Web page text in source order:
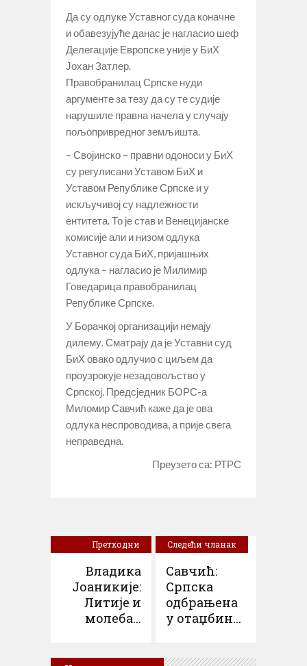
Да су одлуке Уставног суда коначне
и обавезујуће данас је нагласио шеф
Делегације Европске уније у БиХ
Јохан Затлер.
Правобранилац Српске нуди
аргументе за тезу да су те судије
нарушиле правна начела у случају
пољопривредног земљишта.
– Својинско – правни одоноси у БиХ
су регулисани Уставом БиХ и
Уставом Републике Српске и у
искључивој су надлежности
ентитета. То је став и Венецијанске
комисије али и низом одлука
Уставног суда БиХ, пријашњих
одлука – нагласио је Милимир
Говедарица правобранилац
Републике Српске.
У Борачкој организацији немају
дилему. Сматрају да је Уставни суд
БиХ овако одлучио с циљем да
проузрокује незадовољство у
Српској. Предсједник БОРС-а
Миломир Савчић каже да је ова
одлука неспроводива, а прије свега
неправедна.
Преузето са: РТРС
Претходни
Владика
Јоаникије:
Литије и
молеба...
Следећи чланак
Савчић:
Српска
одбрањена
у отаџбин...